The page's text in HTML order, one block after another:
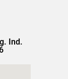
Ind.